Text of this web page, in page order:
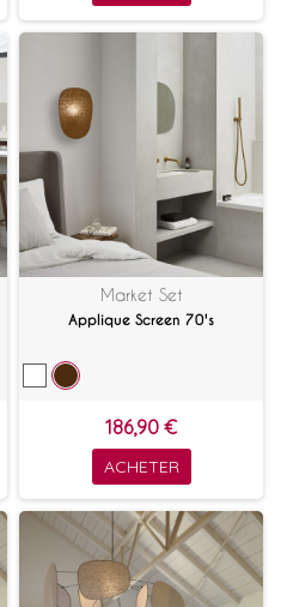
Market Set
Applique Screen 70's
186,90 €
ACHETER